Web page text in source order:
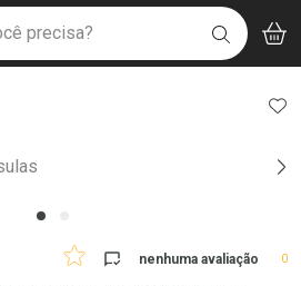
precisa? BUSCAR
nenhuma avaliação 0